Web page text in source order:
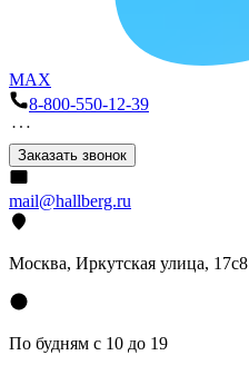
MAX
8-800-550-12-39
Заказать звонок
mail@hallberg.ru
Москва, Иркутская улица, 17с8
По будням с 10 до 19